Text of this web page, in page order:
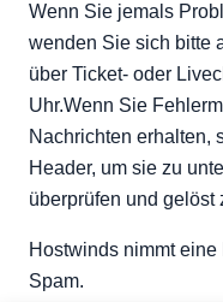
Wenn Sie jemals
wenden Sie sich bitte
über Ticket- oder
Uhr.Wenn Sie
Nachrichten erhalten,
Header, um sie zu
überprüfen und gelöst
Hostwinds nimmt
Spam.